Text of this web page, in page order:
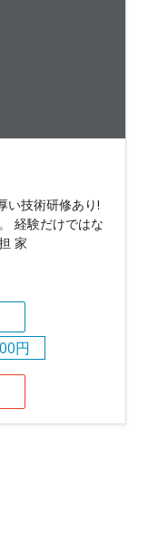
い技術研修あり!
経験だけではな
家
円